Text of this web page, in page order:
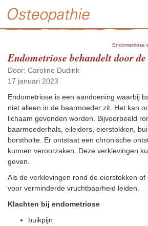
Endometriose
Endometriose behandelt door
Door: Caroline Dudink
17 januari 2023
Endometriose is een aandoening waarbij
niet alleen in de baarmoeder zit. Het kan
lichaam gevonden worden. Bijvoorbeeld
baarmoederhals, eileiders, eierstokken,
borstholte. Er ontstaat een chronische
kunnen veroorzaken. Deze verklevingen
geven.
Als de verklevingen rond de eierstokken
voor verminderde vruchtbaarheid leiden.
Klachten bij endometriose
buikpijn